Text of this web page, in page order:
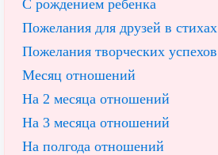
С рождением ребенка
Пожелания для друзей в стихах
Пожелания творческих успехов
Месяц отношений
На 2 месяца отношений
На 3 месяца отношений
На полгода отношений